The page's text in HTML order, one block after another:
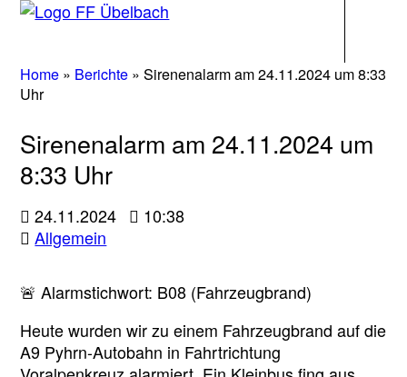
Home » Berichte »Sirenenalarm am 24.11.2024 um 8:33
Uhr
Sirenenalarm am 24.11.2024 um
8:33 Uhr
24.11.2024
10:38
Allgemein
🚨 Alarmstichwort: B08 (Fahrzeugbrand)
Heute wurden wir zu einem Fahrzeugbrand auf die
A9 Pyhrn-Autobahn in Fahrtrichtung